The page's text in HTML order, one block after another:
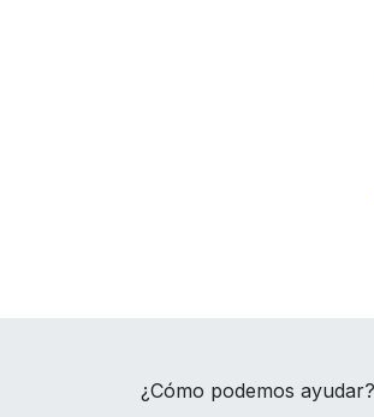
¿Cómo podemos ayudar?